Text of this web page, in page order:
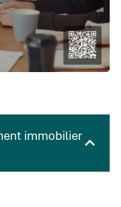
immobilier